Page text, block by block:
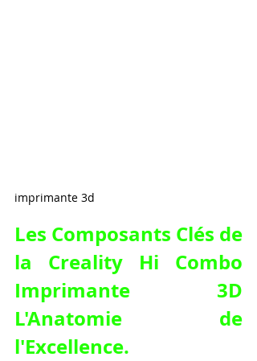
imprimante 3d
Les Composants Clés de
la Creality Hi Combo
Imprimante 3D
L'Anatomie de
l'Excellence.